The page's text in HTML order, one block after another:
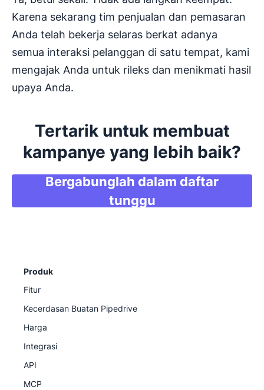
Karena sekarang tim penjualan dan pemasaran
Anda telah bekerja selaras berkat adanya
semua interaksi pelanggan di satu tempat, kami
mengajak Anda untuk rileks dan menikmati hasil
upaya Anda.
Tertarik untuk membuat
kampanye yang lebih baik?
Bergabunglah dalam daftar
tungguBuka di jendela baru
Produk
Fitur
Kecerdasan Buatan Pipedrive
Harga
Integrasi
API
MCP